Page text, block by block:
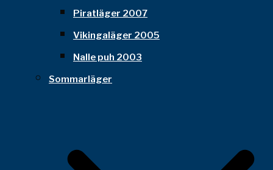
Piratläger 2007
Vikingaläger 2005
Nalle puh 2003
Sommarläger